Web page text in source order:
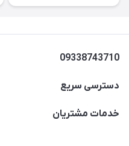
09338743710
دسترسی سریع
حساب کاربری
خدمات مشتریان